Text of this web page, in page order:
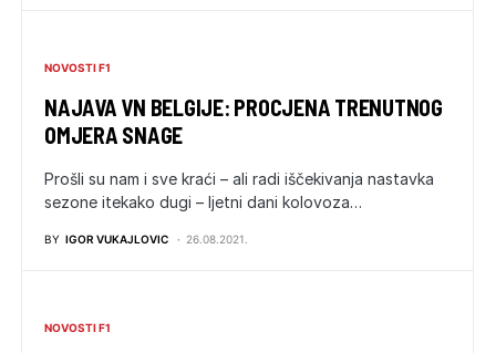
NOVOSTI F1
NAJAVA VN BELGIJE: PROCJENA TRENUTNOG
OMJERA SNAGE
Prošli su nam i sve kraći – ali radi iščekivanja nastavka
sezone itekako dugi – ljetni dani kolovoza…
BY IGOR VUKAJLOVIC 26.08.2021.
NOVOSTI F1